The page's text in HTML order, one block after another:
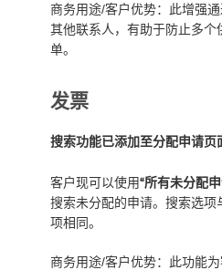
商务用途/客户优势：此增强
其他联系人，有助于防止多
单。
发票
搜索功能已添加至分配申请页
客户现可以使用“所有未分配
搜索未分配的申请。搜索选项
项相同。
商务用途/客户优势：此功能